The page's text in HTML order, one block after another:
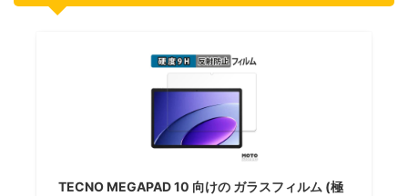
TECNO MEGAPAD 10 向けの ガラスフィルム (極